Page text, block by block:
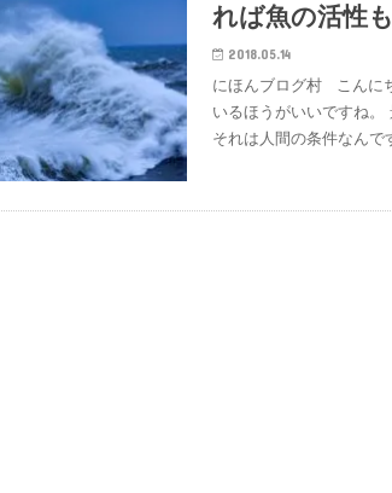
れば魚の活性
2018.05.14
にほんブログ村 こんに
いるほうがいいですね。
それは人間の条件なん